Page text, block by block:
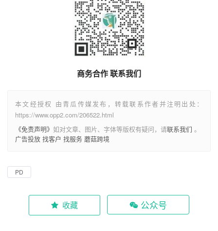
商务合作 联系我们
本文经授权 由青瓜传媒发布，转载联系作者并注明出处：
https://www.opp2.com/206522.html
《免责声明》 如对文章、图片、字体等版权有疑问，请联系我们 。
广告投放 找客户 找服务 蘑菇跨境
PD
收藏 公众号